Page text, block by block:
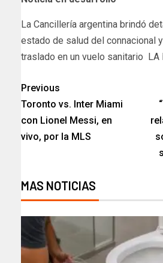
​La Cancillería argentina brindó
estado de salud del connacional
traslado en un vuelo sanitario LA
Previous
Toronto vs. Inter Miami
con Lionel Messi, en
vivo, por la MLS
MAS NOTICIAS